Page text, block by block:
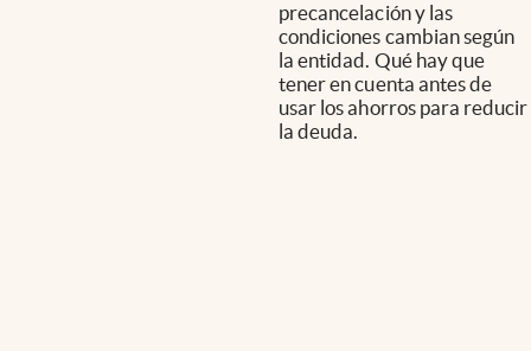
precancelación y las
condiciones cambian según
la entidad. Qué hay que
tener en cuenta antes de
usar los ahorros para reducir
la deuda.